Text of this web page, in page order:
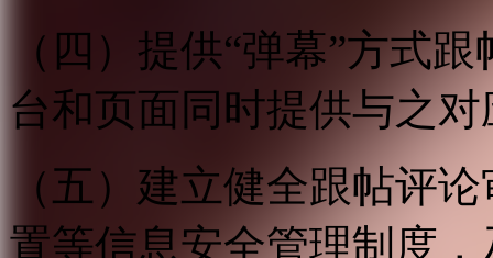
（四）提供“弹幕”方式
台和页面同时提供与之
（五）建立健全跟帖评
置等信息安全管理制度